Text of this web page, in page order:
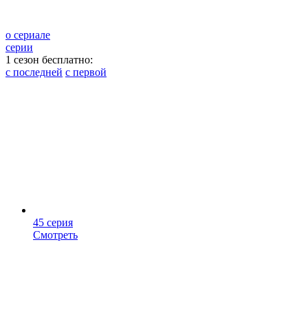
о сериале
серии
1 сезон бесплатно:
с последней с первой
45 серия
Смотреть